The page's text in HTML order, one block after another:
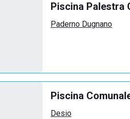
Piscina Palestra
Paderno Dugnano
Piscina
Desio